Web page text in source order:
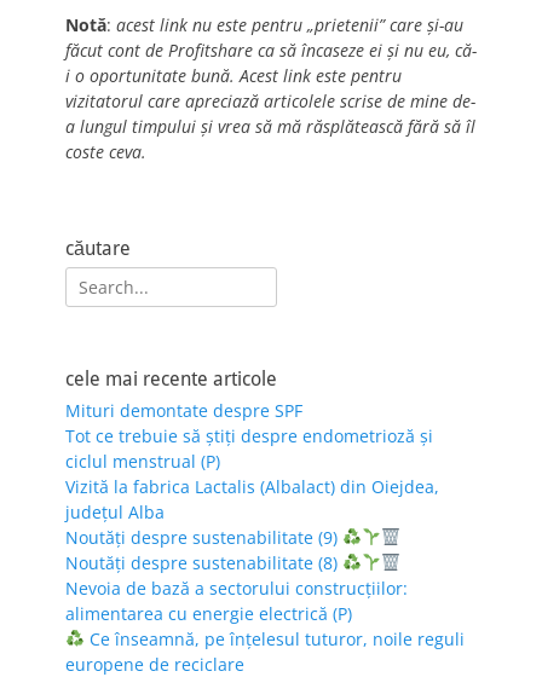
Notă: acest link nu este pentru „prietenii” care și-au
făcut cont de Profitshare ca să încaseze ei și nu eu, că-
i o oportunitate bună. Acest link este pentru
vizitatorul care apreciază articolele scrise de mine de-
a lungul timpului și vrea să mă răsplătească fără să îl
coste ceva.
căutare
Search
for:
cele mai recente articole
Mituri demontate despre SPF
Tot ce trebuie să știți despre endometrioză și
ciclul menstrual (P)
Vizită la fabrica Lactalis (Albalact) din Oiejdea,
județul Alba
Noutăți despre sustenabilitate (9)
Noutăți despre sustenabilitate (8)
Nevoia de bază a sectorului construcțiilor:
alimentarea cu energie electrică (P)
Ce înseamnă, pe înțelesul tuturor, noile reguli
europene de reciclare